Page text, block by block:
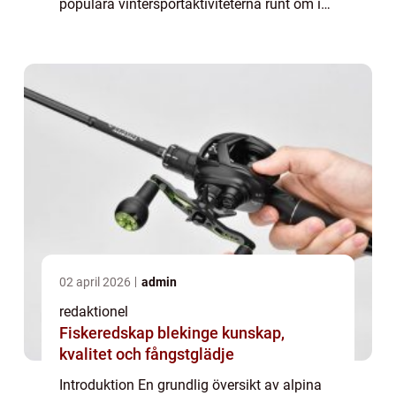
populära vintersportaktiviteterna runt om i
02 april 2026 admin
redaktionel
Fiskeredskap blekinge kunskap,
kvalitet och fångstglädje
Introduktion En grundlig översikt av alpina